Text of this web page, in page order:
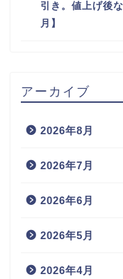
引き。値上げ後
月】
アーカイブ
2026年8月
2026年7月
2026年6月
2026年5月
2026年4月